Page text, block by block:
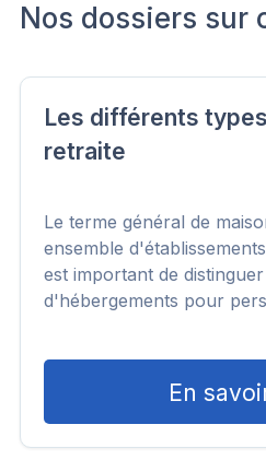
Nos dossiers sur
Les différents
retraite
Le terme général de
ensemble
est important de
d'hébergements pour
En